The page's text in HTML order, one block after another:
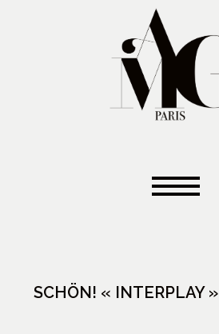
SCHÖN! « INTERPLAY »